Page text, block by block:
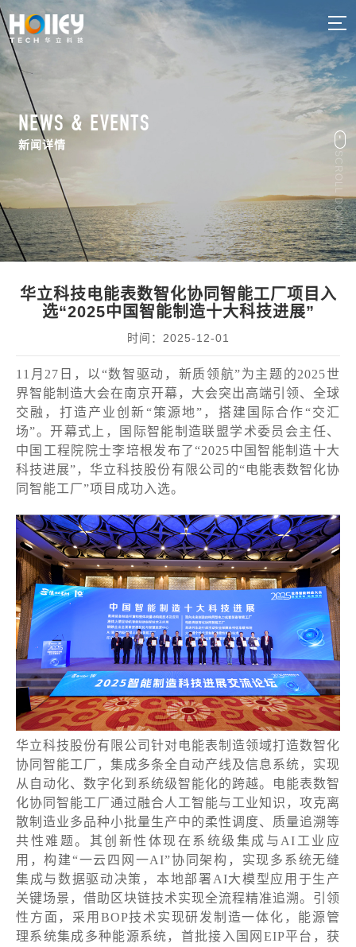
NEWS & EVENTS
新闻详情
SCROLL DOWN
华立科技电能表数智化协同智能工厂项目入
选“2025中国智能制造十大科技进展”
时间：2025-12-01
11月27日，以“数智驱动，新质领航”为主题的2025世
界智能制造大会在南京开幕，大会突出高端引领、全球
交融，打造产业创新“策源地”，搭建国际合作“交汇
场”。开幕式上，国际智能制造联盟学术委员会主任、
中国工程院院士李培根发布了“2025中国智能制造十大
科技进展”，华立科技股份有限公司的“电能表数智化协
同智能工厂”项目成功入选。
华立科技股份有限公司针对电能表制造领域打造数智化
协同智能工厂，集成多条全自动产线及信息系统，实现
从自动化、数字化到系统级智能化的跨越。电能表数智
化协同智能工厂通过融合人工智能与工业知识，攻克离
散制造业多品种小批量生产中的柔性调度、质量追溯等
共性难题。其创新性体现在系统级集成与AI工业应
用，构建“一云四网一AI”协同架构，实现多系统无缝
集成与数据驱动决策，本地部署AI大模型应用于生产
关键场景，借助区块链技术实现全流程精准追溯。引领
性方面，采用BOP技术实现研发制造一体化，能源管
理系统集成多种能源系统，首批接入国网EIP平台，获